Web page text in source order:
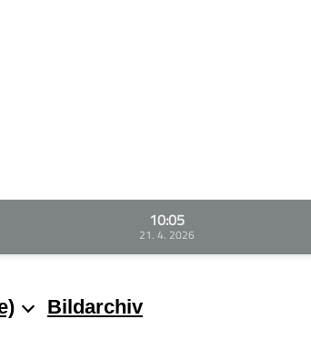
10:05
21. 4. 2026
Bildarchiv